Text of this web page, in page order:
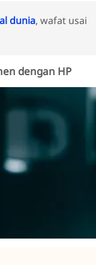
dunia, wafat usai
dengan HP